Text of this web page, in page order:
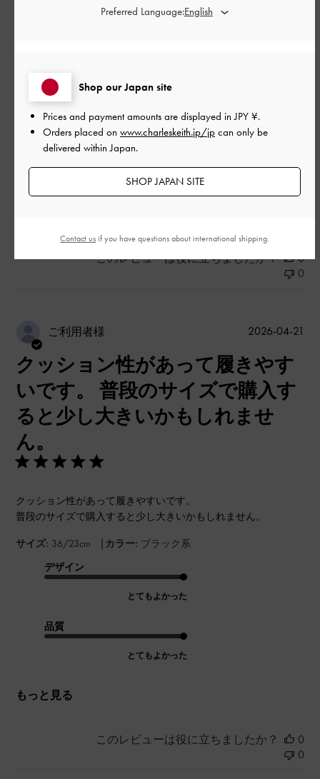
形もクッション性もすごくいい。
デザイン
とてもよかった
品質
このレビューは役に立ちましたか？
0
0
ご利用者様
クッション性があって履きやす
いです。 普段のサイズで購入す
ると少し大きいかもしれませ
ん。
クッション性があって履きやすいです。
普段のサイズで購入すると少し大きいかもしれません。
サイズ: 36/23cm | カラー: ブラック系
デザイン
とてもよかった
品質
とてもよかった
もっと見る
2026-04-21
このレビューは役に立ちましたか？
0
0
Shop our Japan site
Prices and payment amounts are displayed inJPY ¥.
Orders placed on www.charleskeith.jp/jp can only be
delivered within Japan.
SHOP JAPAN SITE
Preferred Language:
Contact usif you have questions about international shipping.